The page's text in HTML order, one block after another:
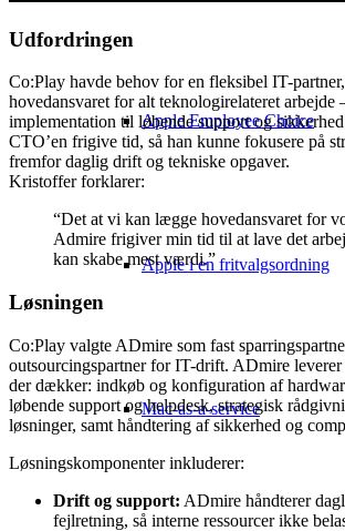
Apple Employee Choice
Apple i en fritvalgsordning
Mac-as-a-service
Udfordringen
Co:Play havde behov for en fleksibel IT-
hovedansvaret for alt teknologirelateret
implementation til løbende support og
CTO’en frigive tid, så han kunne fokusere på
fremfor daglig drift og tekniske opgaver.
Kristoffer forklarer:
“Det at vi kan lægge hovedansvaret for
Admire frigiver min tid til at lave det
kan skabe mest værdi.”
Løsningen
Co:Play valgte ADmire som fast
outsourcingspartner for IT-drift. ADmire leverer
der dækker: indkøb og konfiguration af
løbende support og helpdesk, strategisk
løsninger, samt håndtering af sikkerhed og
Løsningskomponenter inkluderer:
Drift og support: ADmire håndterer
fejlretning, så interne ressourcer ikke